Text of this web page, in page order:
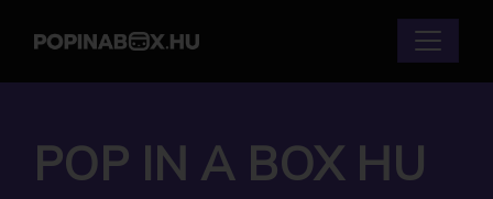
POP IN A BOX HU